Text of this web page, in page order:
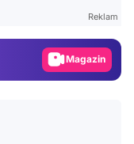
Reklam
Magazin